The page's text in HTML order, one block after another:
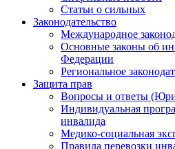
Статьи о сильных
Законодательство
Международное
Основные законы об
Федерации
Региональное
Защита прав
Вопросы и ответы
Индивидуальная
инвалида
Медико-социальная
Правила перевозки